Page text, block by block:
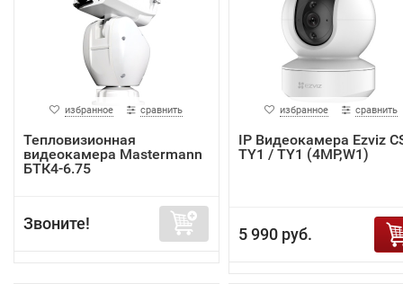
избранное сравнить
Тепловизионная
видеокамера Mastermann
БТК4-6.75
Звоните!
избранное сравнить
IP Видеокамера Ezviz
TY1 / TY1 (4MP,W1)
5 990 руб.